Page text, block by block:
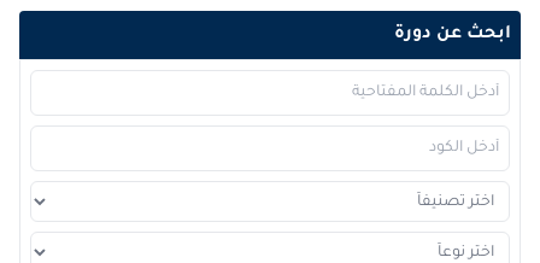
ابحث عن دورة